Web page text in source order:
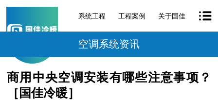
系统工程 工程案例 关于国佳
空调系统资讯
商用中央空调安装有哪些注意事项？
［国佳冷暖］